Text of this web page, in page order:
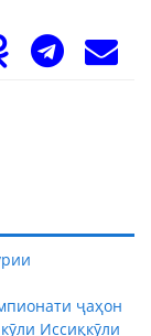
ҷаҳон
Иссиқкӯли